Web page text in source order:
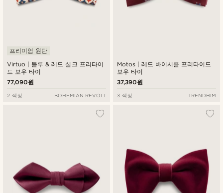
Virtuo | 블루 & 레드 실크 프리타이
드 보우 타이
프리미엄 원단
77,090원
2 색상 BOHEMIAN REVOLT
Motos | 레드 바이시클 프리타이드
보우 타이
37,390원
3 색상 TRENDHIM